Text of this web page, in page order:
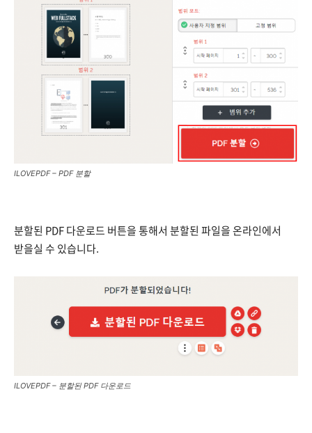
ILOVEPDF – PDF 분할
분할된 PDF 다운로드 버튼을 통해서 분할된 파일을 온라인에서
받을실 수 있습니다.
ILOVEPDF – 분할된 PDF 다운로드